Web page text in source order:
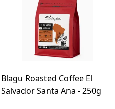
Blagu Roasted Coffee El
Salvador Santa Ana - 250g